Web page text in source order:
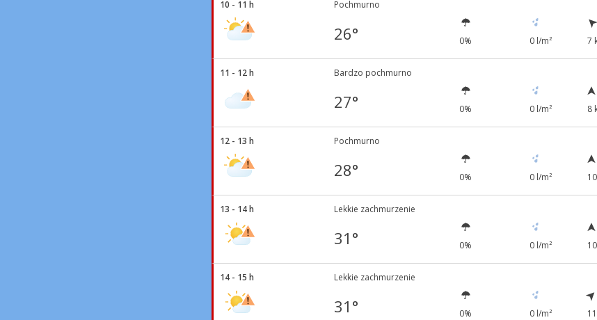
10 - 11 h Pochmurno
26° 0% 0 l/m²
7
11 - 12 h Bardzo pochmurno
27° 0% 0 l/m²
8
12 - 13 h Pochmurno
28° 0% 0 l/m²
13 - 14 h Lekkie zachmurzenie
31° 0% 0 l/m²
14 - 15 h Lekkie zachmurzenie
31° 0% 0 l/m²